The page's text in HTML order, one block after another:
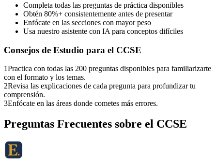
Completa todas las preguntas de práctica disponibles
Obtén 80%+ consistentemente antes de presentar
Enfócate en las secciones con mayor peso
Usa nuestro asistente con IA para conceptos difíciles
Consejos de Estudio para el CCSE
1Practica con todas las 200 preguntas disponibles para familiarizarte
con el formato y los temas.
2Revisa las explicaciones de cada pregunta para profundizar tu
comprensión.
3Enfócate en las áreas donde cometes más errores.
Preguntas Frecuentes sobre el CCSE